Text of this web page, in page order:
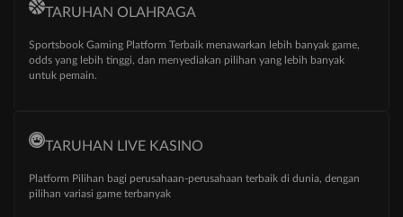
TARUHAN OLAHRAGA
Sportsbook Gaming Platform Terbaik menawarkan lebih banyak game,
odds yang lebih tinggi, dan menyediakan pilihan yang lebih banyak
untuk pemain.
TARUHAN LIVE KASINO
Platform Pilihan bagi perusahaan-perusahaan terbaik di dunia, dengan
pilihan variasi game terbanyak